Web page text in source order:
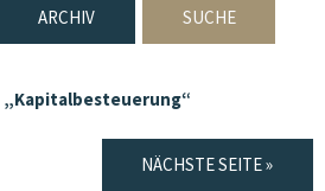
ARCHIV SUCHE
„Kapitalbesteuerung“
NÄCHSTE SEITE »